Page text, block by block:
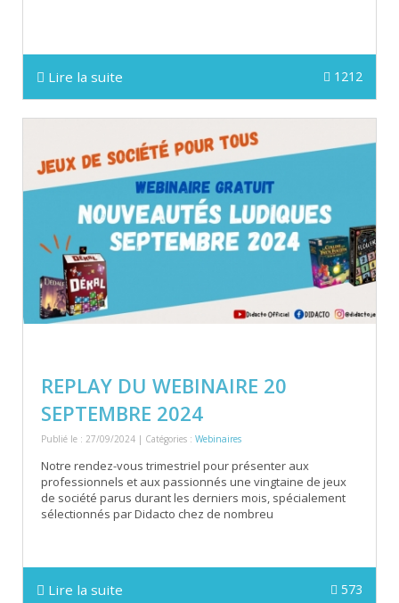
Lire la suite 1212
REPLAY DU WEBINAIRE 20
SEPTEMBRE 2024
Publié le : 27/09/2024 | Catégories : Webinaires
Notre rendez-vous trimestriel pour présenter aux
professionnels et aux passionnés une vingtaine de jeux
de société parus durant les derniers mois, spécialement
sélectionnés par Didacto chez de nombreu
Lire la suite 573